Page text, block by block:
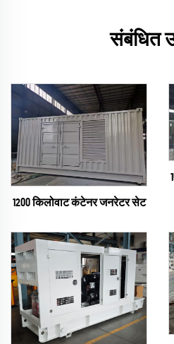
संबंधित
1200 किलोवाट कंटेनर जनरेटर सेट